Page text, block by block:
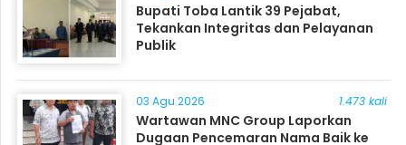
Bupati Toba Lantik 39 Pejabat,
Tekankan Integritas dan Pelayanan
Publik
03 Agu 2026 1.473 kali
Wartawan MNC Group Laporkan
Dugaan Pencemaran Nama Baik ke